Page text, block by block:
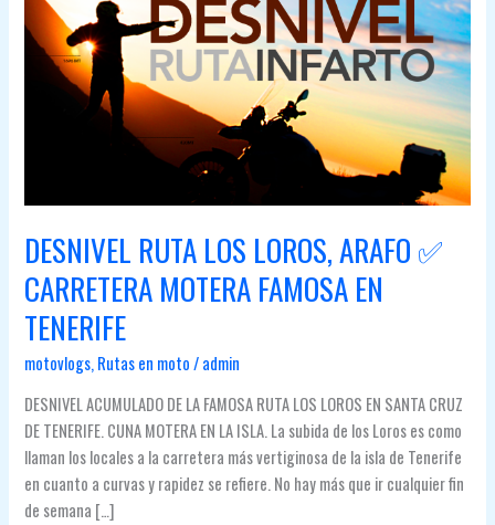
DESNIVEL RUTA LOS LOROS, ARAFO ✅
CARRETERA MOTERA FAMOSA EN
TENERIFE
motovlogs,Rutas en moto/admin
DESNIVEL ACUMULADO DE LA FAMOSA RUTA LOS LOROS EN SANTA CRUZ
DE TENERIFE. CUNA MOTERA EN LA ISLA. La subida de los Loros es como
llaman los locales a la carretera más vertiginosa de la isla de Tenerife
en cuanto a curvas y rapidez se refiere. No hay más que ir cualquier fin
de semana […]